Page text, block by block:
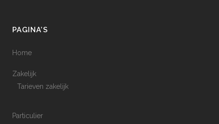
PAGINA’S
Home
Zakelijk
Tarieven zakelijk
Particulier